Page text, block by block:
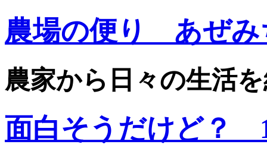
農場の便り あぜみ
農家から日々の生活
面白そうだけど？